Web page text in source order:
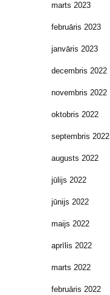
marts 2023
februāris 2023
janvāris 2023
decembris 2022
novembris 2022
oktobris 2022
septembris 2022
augusts 2022
jūlijs 2022
jūnijs 2022
maijs 2022
aprīlis 2022
marts 2022
februāris 2022